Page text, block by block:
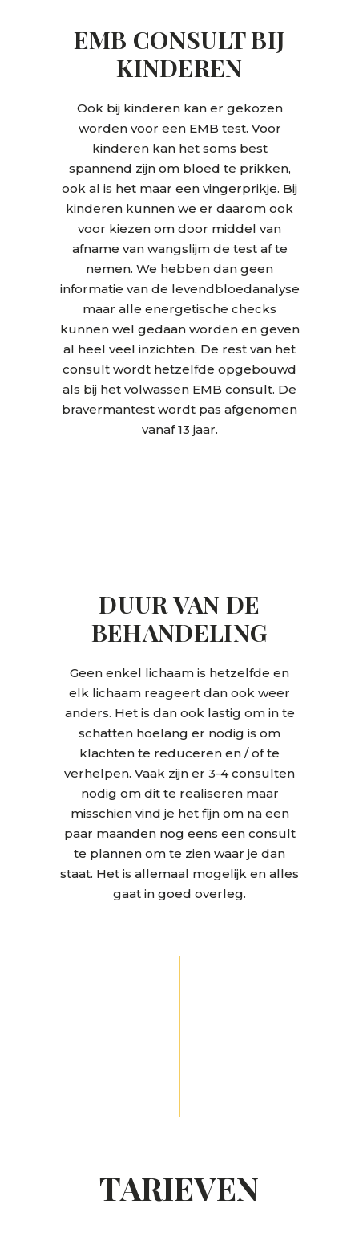
EMB CONSULT BIJ
KINDEREN
Ook bij kinderen kan er gekozen
worden voor een EMB test. Voor
kinderen kan het soms best
spannend zijn om bloed te prikken,
ook al is het maar een vingerprikje. Bij
kinderen kunnen we er daarom ook
voor kiezen om door middel van
afname van wangslijm de test af te
nemen. We hebben dan geen
informatie van de levendbloedanalyse
maar alle energetische checks
kunnen wel gedaan worden en geven
al heel veel inzichten. De rest van het
consult wordt hetzelfde opgebouwd
als bij het volwassen EMB consult. De
bravermantest wordt pas afgenomen
vanaf 13 jaar.
DUUR VAN DE
BEHANDELING
Geen enkel lichaam is hetzelfde en
elk lichaam reageert dan ook weer
anders. Het is dan ook lastig om in te
schatten hoelang er nodig is om
klachten te reduceren en / of te
verhelpen. Vaak zijn er 3-4 consulten
nodig om dit te realiseren maar
misschien vind je het fijn om na een
paar maanden nog eens een consult
te plannen om te zien waar je dan
staat. Het is allemaal mogelijk en alles
gaat in goed overleg.
TARIEVEN